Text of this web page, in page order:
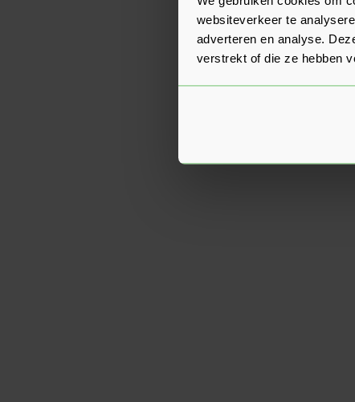
websiteverkeer te
adverteren en analyse.
verstrekt of die ze hebben